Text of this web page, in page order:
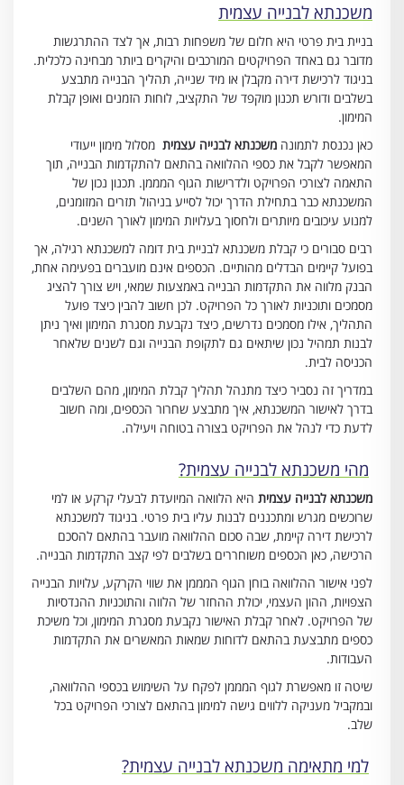
משכנתא לבנייה עצמית
בניית בית פרטי היא חלום של משפחות רבות, אך לצד ההתרגשות
מדובר גם באחד הפרויקטים המורכבים והיקרים ביותר מבחינה כלכלית.
בניגוד לרכישת דירה מקבלן או מיד שנייה, תהליך הבנייה מתבצע
בשלבים ודורש תכנון מוקפד של התקציב, לוחות הזמנים ואופן קבלת
המימון.
כאן נכנסת לתמונה משכנתא לבנייה עצמית מסלול מימון ייעודי
המאפשר לקבל את כספי ההלוואה בהתאם להתקדמות הבנייה, תוך
התאמה לצורכי הפרויקט ולדרישות הגוף המממן. תכנון נכון של
המשכנתא כבר בתחילת הדרך יכול לסייע בניהול תזרים המזומנים,
למנוע עיכובים מיותרים ולחסוך בעלויות המימון לאורך השנים.
רבים סבורים כי קבלת משכנתא לבניית בית דומה למשכנתא רגילה, אך
בפועל קיימים הבדלים מהותיים. הכספים אינם מועברים בפעימה אחת,
הבנק מלווה את התקדמות הבנייה באמצעות שמאי, ויש צורך להציג
מסמכים ותוכניות לאורך כל הפרויקט. לכן חשוב להבין כיצד פועל
התהליך, אילו מסמכים נדרשים, כיצד נקבעת מסגרת המימון ואיך ניתן
לבנות תמהיל נכון שיתאים גם לתקופת הבנייה וגם לשנים שלאחר
הכניסה לבית.
במדריך זה נסביר כיצד מתנהל תהליך קבלת המימון, מהם השלבים
בדרך לאישור המשכנתא, איך מתבצע שחרור הכספים, ומה חשוב
לדעת כדי לנהל את הפרויקט בצורה בטוחה ויעילה.
מהי משכנתא לבנייה עצמית?
משכנתא לבנייה עצמית היא הלוואה המיועדת לבעלי קרקע או למי
שרוכשים מגרש ומתכננים לבנות עליו בית פרטי. בניגוד למשכנתא
לרכישת דירה קיימת, שבה סכום ההלוואה מועבר בהתאם להסכם
הרכישה, כאן הכספים משוחררים בשלבים לפי קצב התקדמות הבנייה.
לפני אישור ההלוואה בוחן הגוף המממן את שווי הקרקע, עלויות הבנייה
הצפויות, ההון העצמי, יכולת ההחזר של הלווה והתוכניות ההנדסיות
של הפרויקט. לאחר קבלת האישור נקבעת מסגרת המימון, וכל משיכת
כספים מתבצעת בהתאם לדוחות שמאות המאשרים את התקדמות
העבודות.
שיטה זו מאפשרת לגוף המממן לפקח על השימוש בכספי ההלוואה,
ובמקביל מעניקה ללווים גישה למימון בהתאם לצורכי הפרויקט בכל
שלב.
למי מתאימה משכנתא לבנייה עצמית?